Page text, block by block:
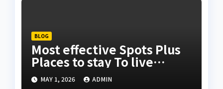
BLOG
Most effective Spots Plus
Places to stay To live
Adequately When
MAY 1, 2026 ADMIN